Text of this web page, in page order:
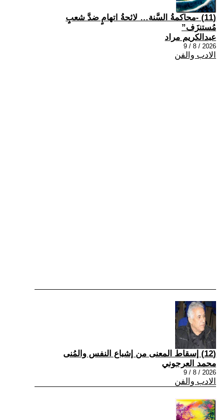
(11) -محاكمةُ السَّنة… لائحةُ اتهامٍ ضدَّ شعبٍ
مُستنزَف”
عبدالكريم مراد
2026 / 8 / 9
الادب والفن
(12) إسقاط المعنى من إشباع النفس والمُنى
محمد العرجوني
2026 / 8 / 9
الادب والفن